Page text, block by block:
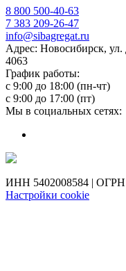
8 800 500-40-63
7 383 209-26-47
info@sibagregat.ru
Адрес: Новосибирск,
4063
График работы:
с 9:00 до 18:00 (пн-чт)
с 9:00 до 17:00 (пт)
Мы в социальных сетях:
ИНН 5402008584 | ОГРН
Настройки cookie